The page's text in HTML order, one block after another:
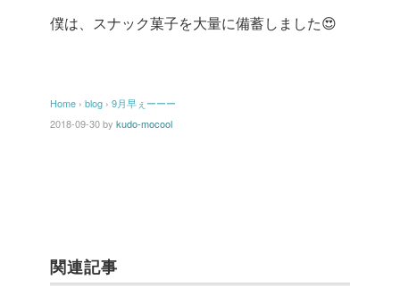
僕は、スナック菓子を大量に備蓄しました😍
Home › blog › 9月早ぇーーー
2018-09-30by kudo-mocool
関連記事